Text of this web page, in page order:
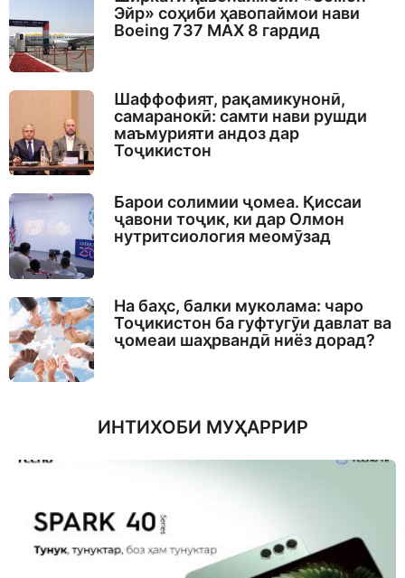
Эйр» соҳиби ҳавопаймои нави
Boeing 737 MAX 8 гардид
Шаффофият, рақамикунонӣ,
самаранокӣ: самти нави рушди
маъмурияти андоз дар
Тоҷикистон
Барои солимии ҷомеа. Қиссаи
ҷавони тоҷик, ки дар Олмон
нутритсиология меомӯзад
На баҳс, балки муколама: чаро
Тоҷикистон ба гуфтугӯи давлат ва
ҷомеаи шаҳрвандӣ ниёз дорад?
ИНТИХОБИ МУҲАРРИР